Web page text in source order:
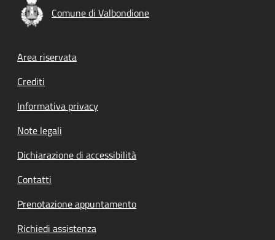
Comune di Valbondione
Footer menu
Area riservata
Crediti
Informativa privacy
Note legali
Dichiarazione di accessibilità
Contatti
Prenotazione appuntamento
Richiedi assistenza